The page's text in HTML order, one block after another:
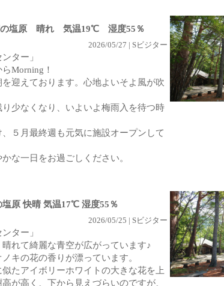
の塩原 晴れ 気温19℃ 湿度55％
2026/05/27 | Sビジター
ター」
Morning！
迎えております。心地よいそよ風が吹
少なくなり、いよいよ梅雨入を待つ時
５月最終週も元気に施設オープンして
な一日をお過ごしください。
塩原 快晴 気温17℃ 湿度55％
2026/05/25 | Sビジター
ター」
れて綺麗な青空が広がっています♪
キの花の香りが漂っています。
たアイボリーホワイトの大きな花を上
が高く、下から見えづらいのですが、